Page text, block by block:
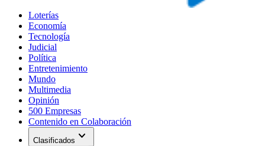
Loterías
Economía
Tecnología
Judicial
Política
Entretenimiento
Mundo
Multimedia
Opinión
500 Empresas
Contenido en Colaboración
Clasificados expand_more